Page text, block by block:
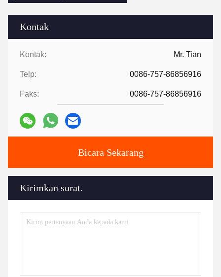
Kontak
Kontak: Mr. Tian
Telp: 0086-757-86856916
Faks: 0086-757-86856916
Bicara Sekarang
Kirimkan surat.